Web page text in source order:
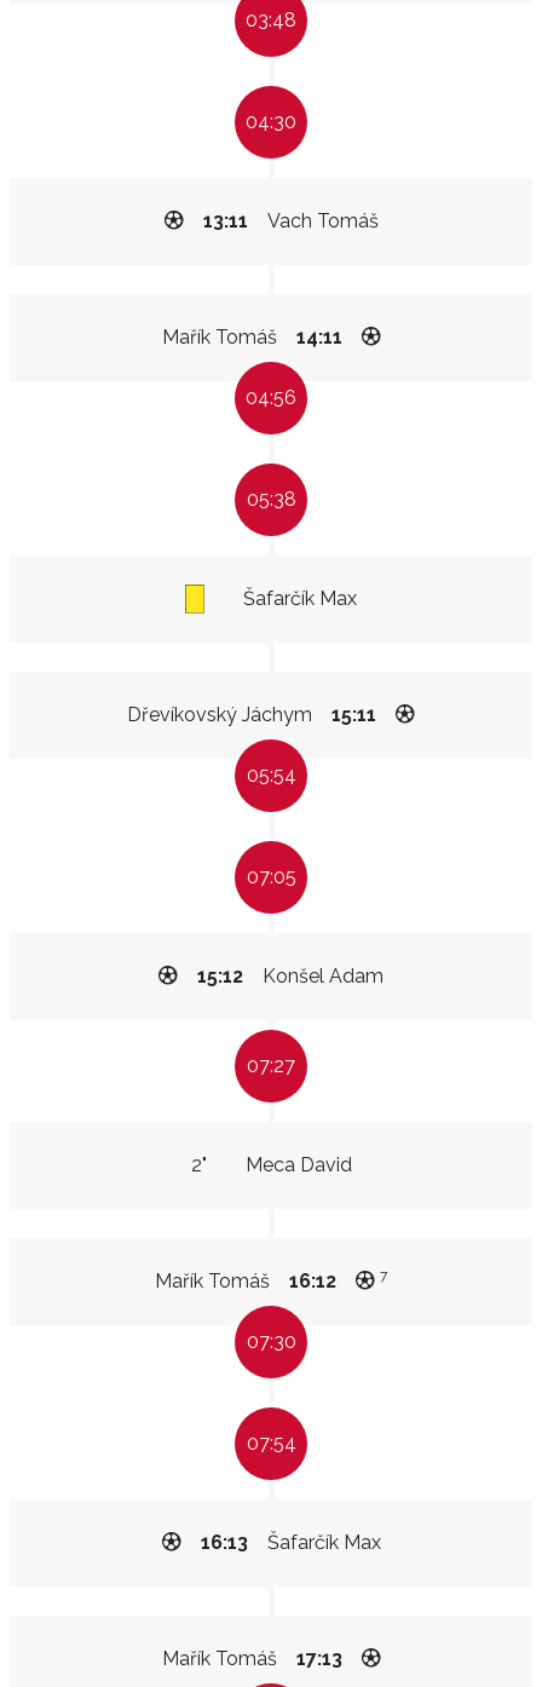
03:48
04:30
Vach Tomáš
13:11
Mařík Tomáš 14:11
04:56
05:38
Šafarčík Max
Dřevíkovský Jáchym 15:11
05:54
07:05
Konšel Adam
15:12
07:27
Meca David
2"
Mařík Tomáš 16:12 7
07:30
07:54
Šafarčík Max
16:13
Mařík Tomáš 17:13